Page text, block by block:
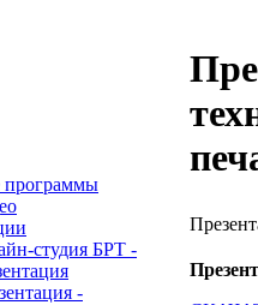
программы
студия БРТ -
-